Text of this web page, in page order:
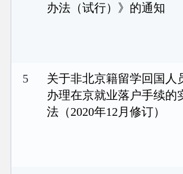
办法（试行）》的通知
5
关于非北京籍留学回国人
办理在京就业落户手续的
法（2020年12月修订）